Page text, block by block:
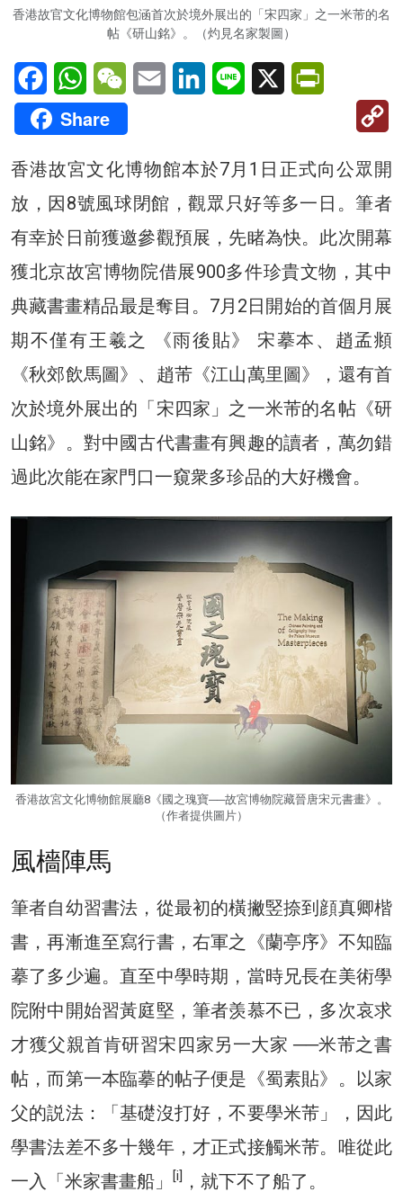
香港故官文化博物館包涵首次於境外展出的「宋四家」之一米芾的名
帖《研山銘》。（灼見名家製圖）
FacebookWhatsAppWeChatEmail LinkedInLine X
Share
香港故宮文化博物館本於7月1日正式向公眾開
放，因8號風球閉館，觀眾只好等多一日。筆者
有幸於日前獲邀參觀預展，先睹為快。此次開幕
獲北京故宮博物院借展900多件珍貴文物，其中
典藏書畫精品最是奪目。7月2日開始的首個月展
期不僅有王羲之 《雨後貼》 宋摹本、趙孟頫
《秋郊飲馬圖》、趙芾《江山萬里圖》，還有首
次於境外展出的「宋四家」之一米芾的名帖《研
山銘》。對中國古代書畫有興趣的讀者，萬勿錯
過此次能在家門口一窺衆多珍品的大好機會。
香港故宮文化博物館展廳8《國之瑰寶──故宮博物院藏晉唐宋元書畫》。
（作者提供圖片）
風檣陣馬
筆者自幼習書法，從最初的橫撇竪捺到顔真卿楷
書，再漸進至寫行書，右軍之《蘭亭序》不知臨
摹了多少遍。直至中學時期，當時兄長在美術學
院附中開始習黃庭堅，筆者羡慕不已，多次哀求
才獲父親首肯研習宋四家另一大家 ──米芾之書
帖，而第一本臨摹的帖子便是《蜀素貼》。以家
父的説法：「基礎沒打好，不要學米芾」，因此
學書法差不多十幾年，才正式接觸米芾。唯從此
一入「米家書畫船」
[i] ，就下不了船了。